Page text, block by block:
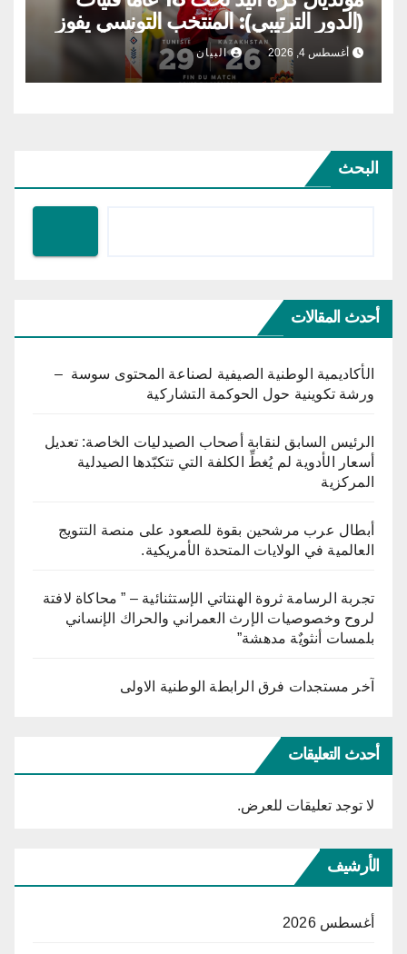
(الدور الترتيبي): المنتخب التونسي يفوز
على كازختسان
أغسطس 4, 2026 البيان
البحث
أحدث المقالات
الأكاديمية الوطنية الصيفية لصناعة المحتوى سوسة –
ورشة تكوينية حول الحوكمة التشاركية
الرئيس السابق لنقابة أصحاب الصيدليات الخاصة: تعديل
أسعار الأدوية لم يُغطِّ الكلفة التي تتكبّدها الصيدلية
المركزية
أبطال عرب مرشحين بقوة للصعود على منصة التتويج
العالمية في الولايات المتحدة الأمريكية.
تجربة الرسامة ثروة الهنتاتي الإستثنائية – ” محاكاة لافتة
لروح وخصوصيات الإرث العمراني والحراك الإنساني
بلمسات أنثويٌة مدهشة”
آخر مستجدات فرق الرابطة الوطنية الاولى
أحدث التعليقات
لا توجد تعليقات للعرض.
الأرشيف
أغسطس 2026